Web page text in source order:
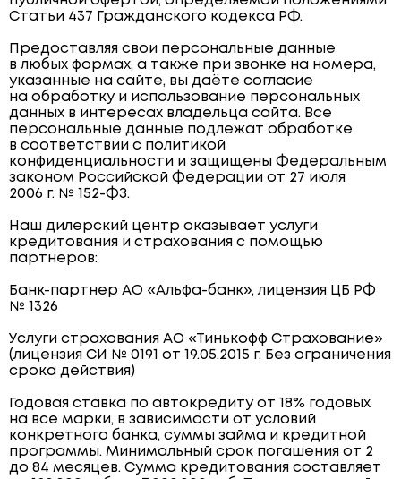
Статьи 437 Гражданского кодекса РФ.
Предоставляя свои персональные данные
в любых формах, а также при звонке на номера,
указанные на сайте, вы даёте согласие
на обработку и использование персональных
данных в интересах владельца сайта. Все
персональные данные подлежат обработке
в соответствии с политикой
конфиденциальности и защищены Федеральным
законом Российской Федерации от 27 июля
2006 г. № 152-ФЗ.
Наш дилерский центр оказывает услуги
кредитования и страхования с помощью
партнеров:
Банк-партнер АО «Альфа-банк», лицензия ЦБ РФ
№ 1326
Услуги страхования АО «Тинькофф Страхование»
(лицензия СИ № 0191 от 19.05.2015 г. Без ограничения
срока действия)
Годовая ставка по автокредиту от 18% годовых
на все марки, в зависимости от условий
конкретного банка, суммы займа и кредитной
программы. Минимальный срок погашения от 2
до 84 месяцев. Сумма кредитования составляет